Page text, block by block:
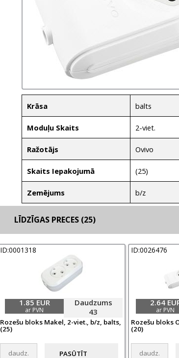
Krāsa balts
Moduļu Skaits 2-viet.
Ražotājs Ovivo
Skaits Iepakojumā (25)
Zemējums b/z
LĪDZĪGAS PRECES (25)
ID:0001318
Daudzums
43
1.85 EUR
ar PVN
Rozešu bloks Makel, 2-viet., b/z, balts,
(25)
ID:0026476
2.64
ar PVN
Rozešu bloks
(20)